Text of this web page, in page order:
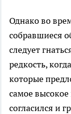
Однако во
собравшиеся
следует
редкость,
которые
самое высокое
согласился и